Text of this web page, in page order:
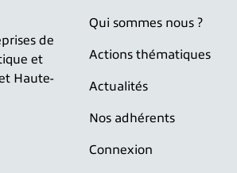
de
et
Haute-
Qui sommes nous ?
Actions thématiques
Actualités
Nos adhérents
Connexion